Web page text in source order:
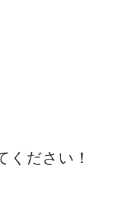
ください！